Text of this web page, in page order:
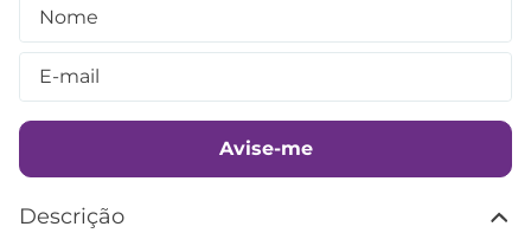
Avise-me
Descrição